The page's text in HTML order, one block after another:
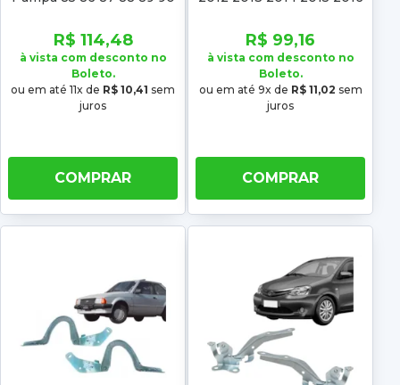
R$ 114,48
à vista com desconto no
Boleto.
ou em até 11x de R$ 10,41 sem
juros
COMPRAR
Oroch 2015 2016 2017
2018 19 20
R$ 99,16
à vista com desconto no
Boleto.
ou em até 9x de R$ 11,02 sem
juros
COMPRAR